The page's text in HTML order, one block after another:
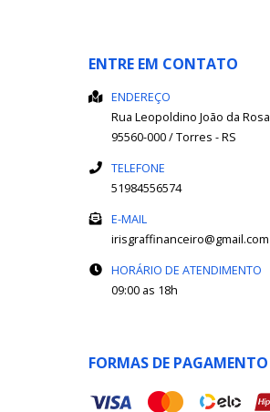
ENTRE EM CONTATO
ENDEREÇO
Rua Leopoldino João da Rosa
95560-000/Torres - RS
TELEFONE
51984556574
E-MAIL
irisgraffinanceiro@gmail.com
HORÁRIO DE ATENDIMENTO
09:00 as 18h
FORMAS DE PAGAMENTO